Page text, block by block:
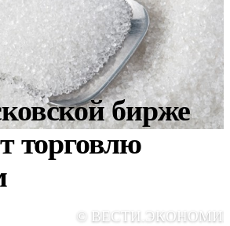
бирже
торговлю
©